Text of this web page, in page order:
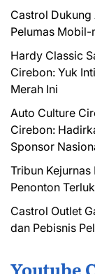
Castrol
Pelumas
Hardy Classic
Cirebon: Yuk
Merah Ini
Auto Culture
Cirebon:
Sponsor
Tribun
Penonton
Castrol Outlet
dan Pebisnis
Youtube